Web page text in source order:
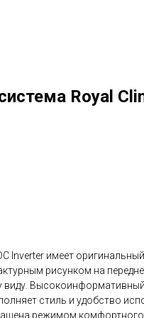
Royal
Inverter имеет
рисунком на
виду.
стиль и удобство
режимом комфортного